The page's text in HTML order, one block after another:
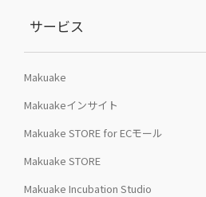
サービス
Makuake
Makuakeインサイト
Makuake STORE for ECモール
Makuake STORE
Makuake Incubation Studio